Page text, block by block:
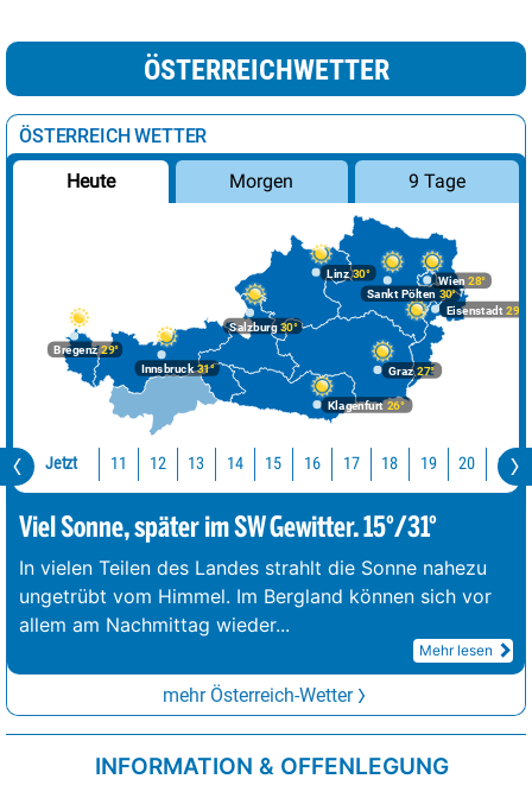
ÖSTERREICHWETTER
ÖSTERREICH WETTER
Heute Morgen 9 Tage
Bregenz29°
Graz27°
Innsbruck31°
Klagenfurt 26°
Linz30°
Salzburg30°
Wien 28°
Eisenstadt 29°
Sankt Pölten 30°
Jetzt 11 12 13 14 15 16 17 18 19 20 21
Viel Sonne, später im SW Gewitter. 15°/31°
In vielen Teilen des Landes strahlt die Sonne nahezu
ungetrübt vom Himmel. Im Bergland können sich vor
allem am Nachmittag wieder...
Mehr lesen
mehr Österreich-Wetter
INFORMATION & OFFENLEGUNG